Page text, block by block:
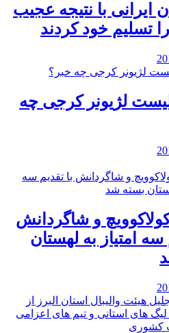
ایرانی با نتیجه عجیب
تسلیم خود کردند
لژیونر کرجی چه
و شاگردانش
سه امتیاز به لهستان